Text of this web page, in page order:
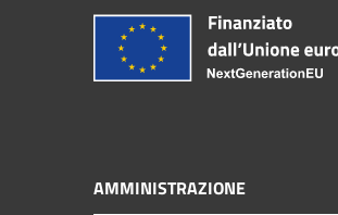
AMMINISTRAZIONE